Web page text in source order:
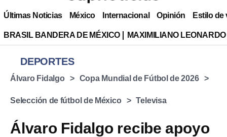
Últimas Noticias México Internacional Opinión Estilo de
BRASIL BANDERA DE MÉXICO MAXIMILIANO
DEPORTES
Álvaro Fidalgo Copa Mundial de Fútbol de 2026
Selección de fútbol de México Televisa
Álvaro Fidalgo recibe apoyo